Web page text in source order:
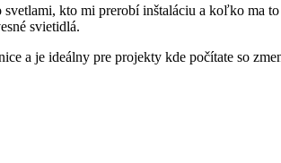
kto mi prerobí inštaláciu a koľko ma
svietidlá.
a je ideálny pre projekty kde počítate so